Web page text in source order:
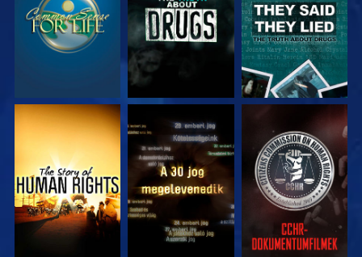
MŰSORNÉZÉS MŰSORNÉZÉS MŰSORNÉZÉS